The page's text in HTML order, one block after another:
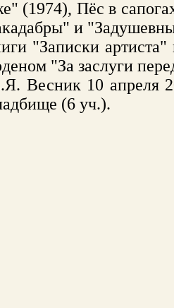
(1974), Пёс в
и
"Записки
"За заслуги
10 апреля
(6 уч.).